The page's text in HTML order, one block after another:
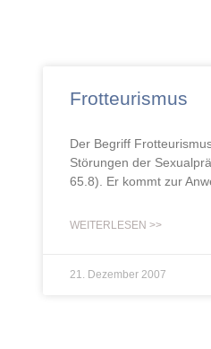
Frotteurismus
Der Begriff
Störungen der
65.8). Er kommt zur
WEITERLESEN >>
21. Dezember 2007